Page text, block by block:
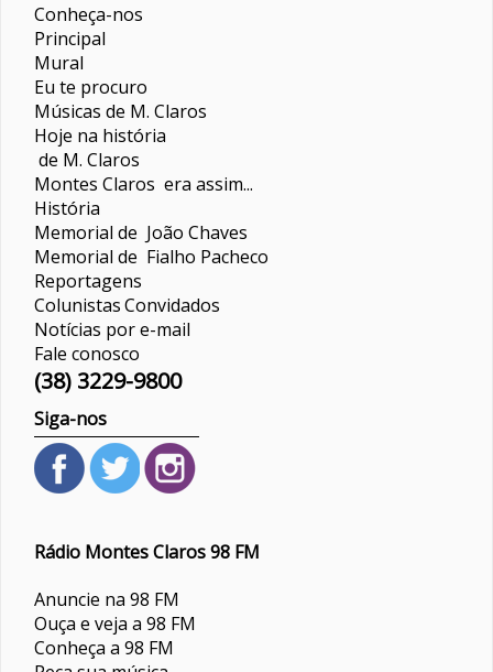
Conheça-nos
Principal
Mural
Eu te procuro
Músicas de M. Claros
Hoje na história
de M. Claros
Montes Claros era assim...
História
Memorial de João Chaves
Memorial de Fialho Pacheco
Reportagens
ColunistasConvidados
Notícias por e-mail
Fale conosco
(38) 3229-9800
Siga-nos
Rádio Montes Claros 98 FM
Anuncie na 98 FM
Ouça e veja a 98 FM
Conheça a 98 FM